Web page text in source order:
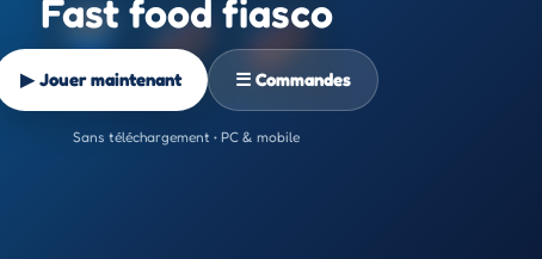
Fast food fiasco
▶ Jouer maintenant ☰ Commandes
Sans téléchargement • PC & mobile